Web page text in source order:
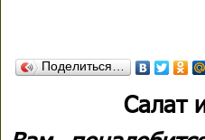
Поделиться…
Салат